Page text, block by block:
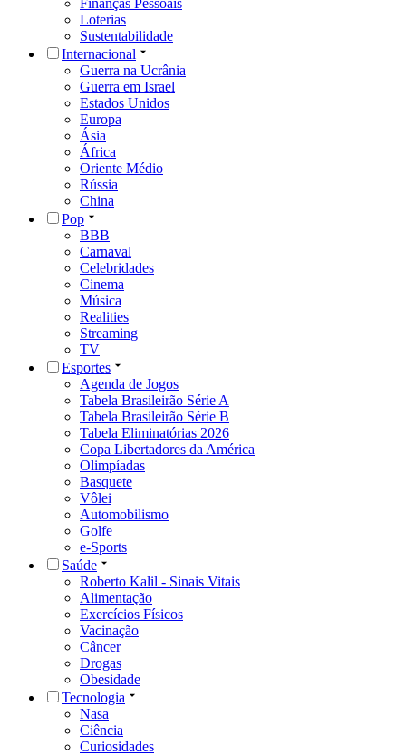
Loterias
Sustentabilidade
Internacional
Guerra na Ucrânia
Guerra em Israel
Estados Unidos
Europa
Ásia
África
Oriente Médio
Rússia
China
Pop
BBB
Carnaval
Celebridades
Cinema
Música
Realities
Streaming
TV
Esportes
Agenda de Jogos
Tabela Brasileirão Série A
Tabela Brasileirão Série B
Tabela Eliminatórias 2026
Copa Libertadores da América
Olimpíadas
Basquete
Vôlei
Automobilismo
Golfe
e-Sports
Saúde
Roberto Kalil - Sinais Vitais
Alimentação
Exercícios Físicos
Vacinação
Câncer
Drogas
Obesidade
Tecnologia
Nasa
Ciência
Curiosidades